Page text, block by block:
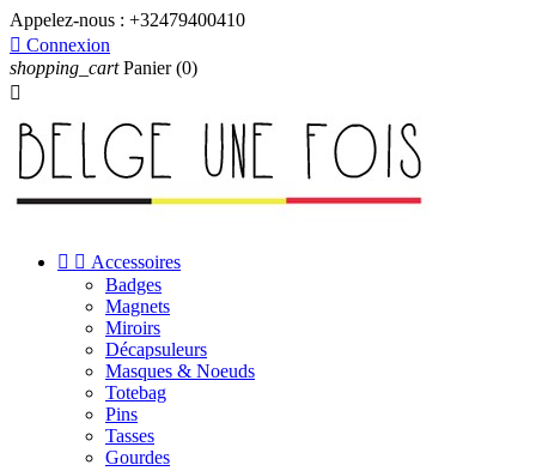
Appelez-nous : +32479400410
 Connexion
shopping_cart Panier (0)

  Accessoires
Badges
Magnets
Miroirs
Décapsuleurs
Masques & Noeuds
Totebag
Pins
Tasses
Gourdes